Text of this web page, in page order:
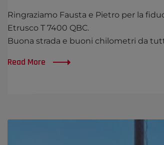
Ringraziamo Fausta e Pietro per la
Etrusco T 7400 QBC.
Buona strada e buoni chilometri da
Read More